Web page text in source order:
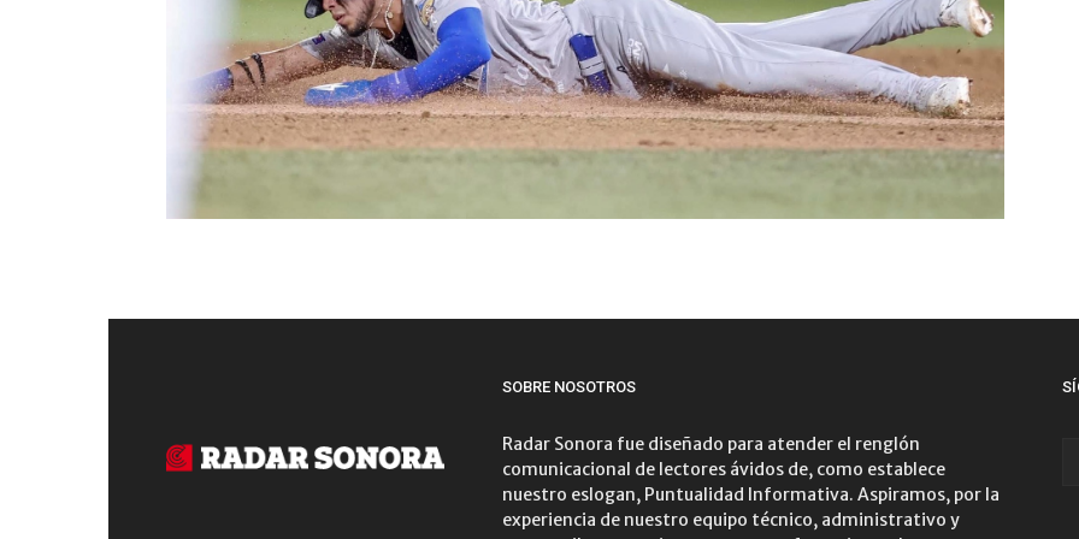
SOBRE NOSOTROS
Radar Sonora fue diseñado para atender el renglón
comunicacional de lectores ávidos de, como establece
nuestro eslogan, Puntualidad Informativa. Aspiramos, por la
experiencia de nuestro equipo técnico, administrativo y